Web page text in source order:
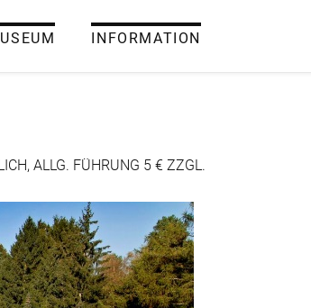
INFORMATION
ALLG. FÜHRUNG 5 € ZZGL.